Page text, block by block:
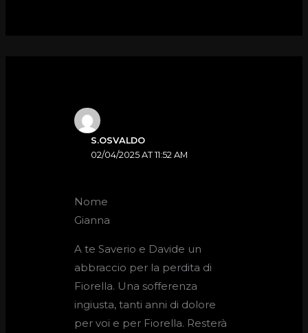
S.OSVALDO
02/04/2025 AT 11:52 AM
Nome
Gianna
A te Saverio e Davide un
abbraccio per la perdita di
Fiorella. Una sofferenza
ingiusta, tanti anni di dolore
per voi e per Fiorella. Resterà